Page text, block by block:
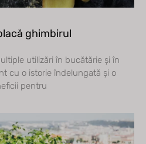
ghimbirul
utilizări în bucătărie și în
cu o istorie îndelungată și o
pentru